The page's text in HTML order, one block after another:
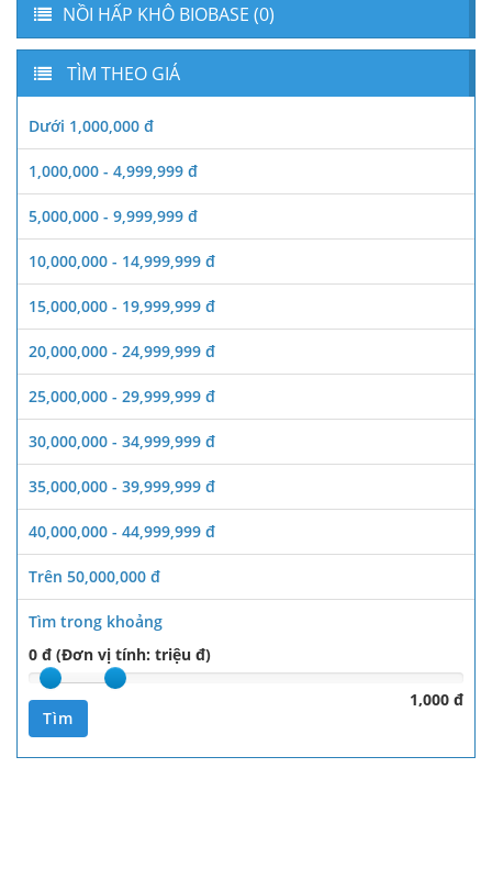
NỒI HẤP KHÔ BIOBASE (0)
TÌM THEO GIÁ
Dưới 1,000,000 đ
1,000,000 - 4,999,999 đ
5,000,000 - 9,999,999 đ
10,000,000 - 14,999,999 đ
15,000,000 - 19,999,999 đ
20,000,000 - 24,999,999 đ
25,000,000 - 29,999,999 đ
30,000,000 - 34,999,999 đ
35,000,000 - 39,999,999 đ
40,000,000 - 44,999,999 đ
Trên 50,000,000 đ
Tìm trong khoảng
0 đ (Đơn vị tính: triệu đ)
1,000 đ
Tìm